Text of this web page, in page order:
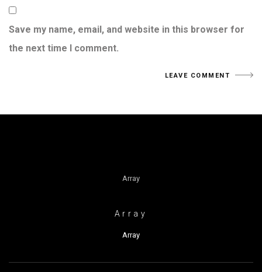
Save my name, email, and website in this browser for
the next time I comment.
Array
Array
Array